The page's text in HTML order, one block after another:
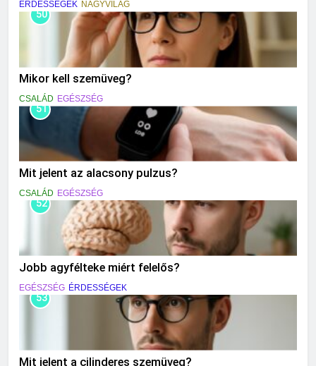
ÉRDESSÉGEK NAGYVILÁG
50
Mikor kell szemüveg?
CSALÁD EGÉSZSÉG
51
Mit jelent az alacsony pulzus?
CSALÁD EGÉSZSÉG
52
Jobb agyfélteke miért felelős?
EGÉSZSÉG ÉRDESSÉGEK
53
Mit jelent a cilinderes szemüveg?